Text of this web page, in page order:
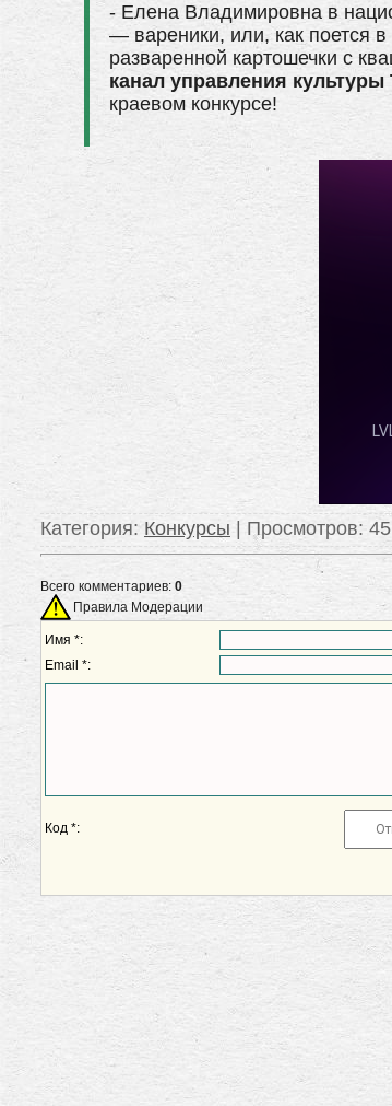
- Елена Владимировна в
— вареники, или, как поется в
разваренной картошечки с
канал управления культуры
краевом конкурсе!
Категория: Конкурсы Просмотров:
Всего комментариев: 0
Правила Модерации
Имя *:
Email *:
Код *: